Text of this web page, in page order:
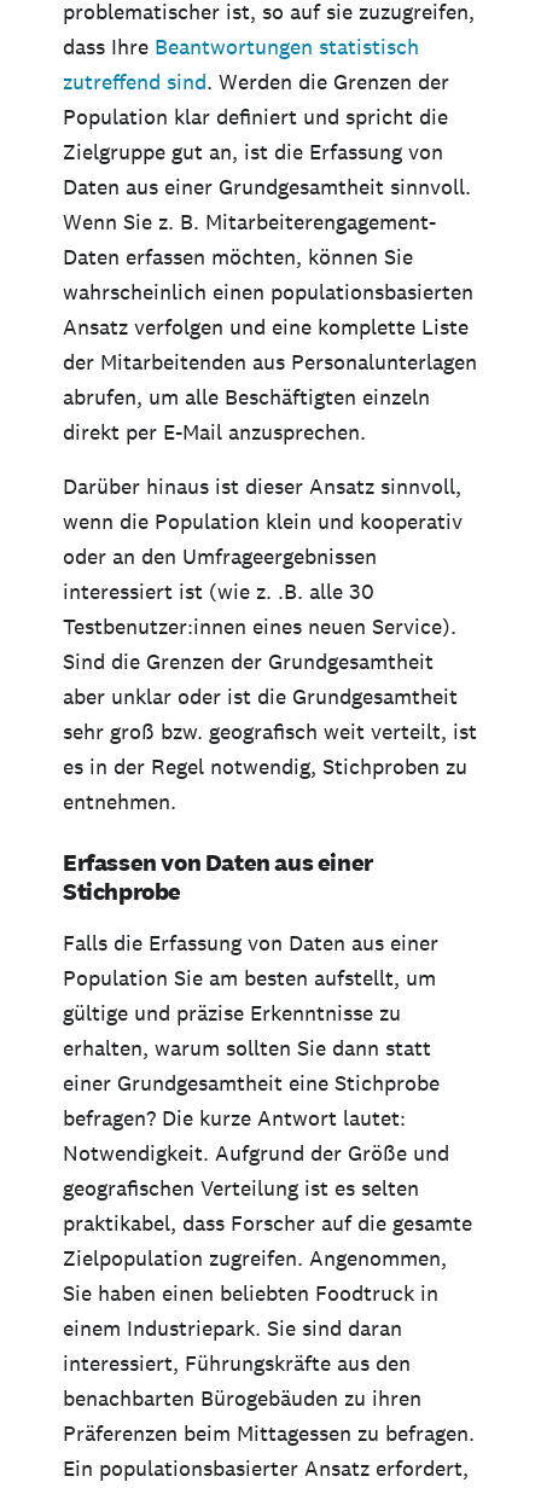
problematischer ist, so auf sie zuzugreifen,
dass Ihre Beantwortungen statistisch
zutreffend sind. Werden die Grenzen der
Population klar definiert und spricht die
Zielgruppe gut an, ist die Erfassung von
Daten aus einer Grundgesamtheit sinnvoll.
Wenn Sie z. B. Mitarbeiterengagement-
Daten erfassen möchten, können Sie
wahrscheinlich einen populationsbasierten
Ansatz verfolgen und eine komplette Liste
der Mitarbeitenden aus Personalunterlagen
abrufen, um alle Beschäftigten einzeln
direkt per E-Mail anzusprechen.
Darüber hinaus ist dieser Ansatz sinnvoll,
wenn die Population klein und kooperativ
oder an den Umfrageergebnissen
interessiert ist (wie z. .B. alle 30
Testbenutzer:innen eines neuen Service).
Sind die Grenzen der Grundgesamtheit
aber unklar oder ist die Grundgesamtheit
sehr groß bzw. geografisch weit verteilt, ist
es in der Regel notwendig, Stichproben zu
entnehmen.
Erfassen von Daten aus einer
Stichprobe
Falls die Erfassung von Daten aus einer
Population Sie am besten aufstellt, um
gültige und präzise Erkenntnisse zu
erhalten, warum sollten Sie dann statt
einer Grundgesamtheit eine Stichprobe
befragen? Die kurze Antwort lautet:
Notwendigkeit. Aufgrund der Größe und
geografischen Verteilung ist es selten
praktikabel, dass Forscher auf die gesamte
Zielpopulation zugreifen. Angenommen,
Sie haben einen beliebten Foodtruck in
einem Industriepark. Sie sind daran
interessiert, Führungskräfte aus den
benachbarten Bürogebäuden zu ihren
Präferenzen beim Mittagessen zu befragen.
Ein populationsbasierter Ansatz erfordert,